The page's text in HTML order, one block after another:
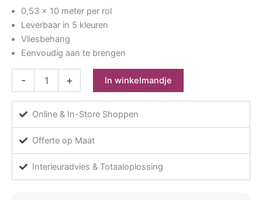
0,53 x 10 meter per rol
Leverbaar in 5 kleuren
Vliesbehang
Eenvoudig aan te brengen
-
Arber-
Alton
White
26713
aantal
+ In winkelmandje
Online & In-Store Shoppen
Offerte op Maat
Interieuradvies & Totaaloplossing